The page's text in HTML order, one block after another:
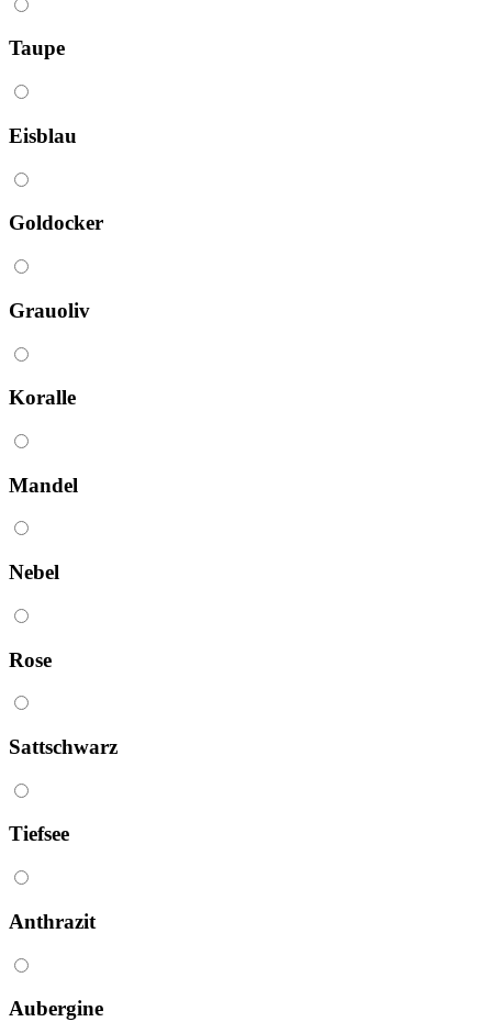
Taupe
Eisblau
Goldocker
Grauoliv
Koralle
Mandel
Nebel
Rose
Sattschwarz
Tiefsee
Anthrazit
Aubergine